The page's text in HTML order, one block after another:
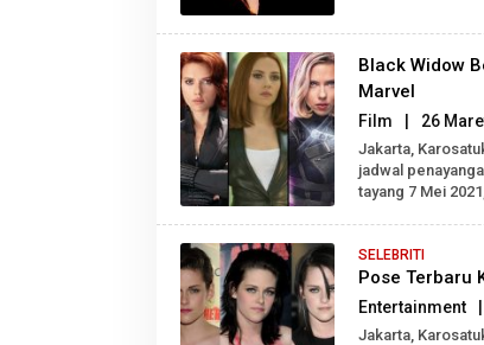
Black Widow
Marvel
Film | 26
Jakarta,
jadwal
tayang 7 Mei 2021,
SELEBRITI
Pose Terbaru
Entertainment |
Jakarta,